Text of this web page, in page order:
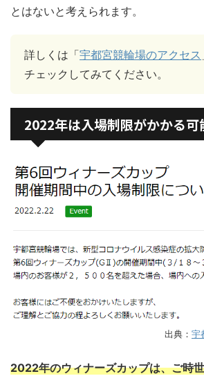
とはないと考えられます。
詳しくは「宇都宮競輪場のアクセス
チェックしてみてください。
2022年は入場制限がかかる可
出典： 宇
2022年のウィナーズカップは、ご時